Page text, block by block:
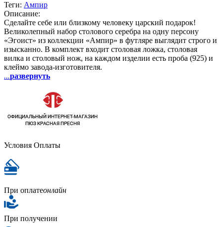
Теги: Ампир
Описание:
Сделайте себе или близкому человеку царский подарок!
Великолепный набор столового серебра на одну персону
«Эгоист» из коллекции «Ампир» в футляре выглядит строго и
изысканно. В комплект входит столовая ложка, столовая
вилка и столовый нож, на каждом изделии есть проба (925) и
клеймо завода-изготовителя.
...развернуть
Условия Оплаты
При оплатеонлайн
При получении